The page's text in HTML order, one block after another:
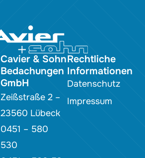
Cavier & Sohn
Bedachungen
GmbH
Zeißstraße 2 –
23560 Lübeck
0451 – 580
530
Rechtliche
Informationen
Datenschutz
Impressum